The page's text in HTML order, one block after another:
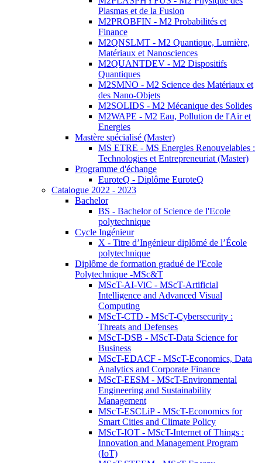
Plasmas et de la Fusion
M2PROBFIN - M2 Probabilités et
Finance
M2QNSLMT - M2 Quantique, Lumière,
Matériaux et Nanosciences
M2QUANTDEV - M2 Dispositifs
Quantiques
M2SMNO - M2 Science des Matériaux et
des Nano-Objets
M2SOLIDS - M2 Mécanique des Solides
M2WAPE - M2 Eau, Pollution de l'Air et
Energies
Mastère spécialisé (Master)
MS ETRE - MS Energies Renouvelables :
Technologies et Entrepreneuriat (Master)
Programme d'échange
EuroteQ - Diplôme EuroteQ
Catalogue 2022 - 2023
Bachelor
BS - Bachelor of Science de l'Ecole
polytechnique
Cycle Ingénieur
X - Titre d’Ingénieur diplômé de l’École
polytechnique
Diplôme de formation gradué de l'Ecole
Polytechnique -MSc&T
MScT-AI-ViC - MScT-Artificial
Intelligence and Advanced Visual
Computing
MScT-CTD - MScT-Cybersecurity :
Threats and Defenses
MScT-DSB - MScT-Data Science for
Business
MScT-EDACF - MScT-Economics, Data
Analytics and Corporate Finance
MScT-EESM - MScT-Environmental
Engineering and Sustainability
Management
MScT-ESCLiP - MScT-Economics for
Smart Cities and Climate Policy
MScT-IOT - MScT-Internet of Things :
Innovation and Management Program
(IoT)